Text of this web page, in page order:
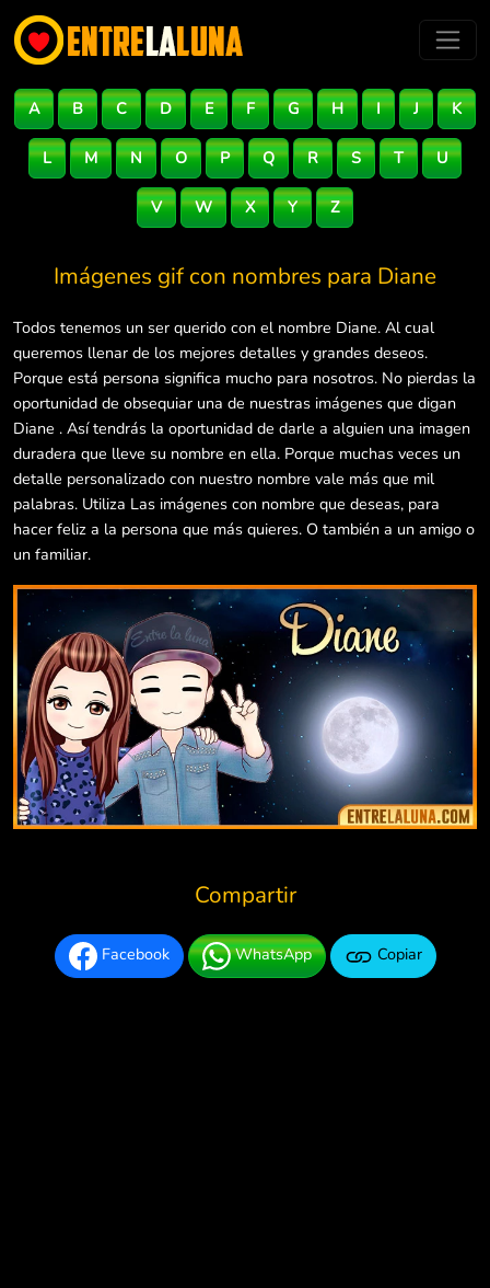
A B C D E F G H I J K
L M N O P Q R S T U
V W X Y Z
Imágenes gif con nombres para Diane
Todos tenemos un ser querido con el nombre Diane. Al cual
queremos llenar de los mejores detalles y grandes deseos.
Porque está persona significa mucho para nosotros. No pierdas la
oportunidad de obsequiar una de nuestras imágenes que digan
Diane . Así tendrás la oportunidad de darle a alguien una imagen
duradera que lleve su nombre en ella. Porque muchas veces un
detalle personalizado con nuestro nombre vale más que mil
palabras. Utiliza Las imágenes con nombre que deseas, para
hacer feliz a la persona que más quieres. O también a un amigo o
un familiar.
Compartir
Facebook WhatsApp Copiar